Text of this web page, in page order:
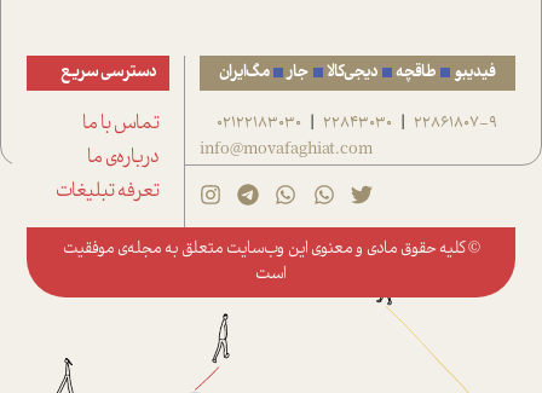
فیدیبو طاقچه دیجی‌کالا جار مگ‌ایران
22861807-9
|
22843030
|
02122183030
info@movafaghiat.com
دسترسی سریع
تماس با ما
درباره‌ی ما
تعرفه تبلیغات
© کلیه حقوق مادی و معنوی این وب‌سایت متعلق به مجله‌ی موفقیت
است